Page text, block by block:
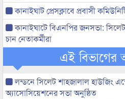
কানাইঘাট প্রেসক্লাবে প্রবাসী
কানাইঘাটে বিএনপির জনসভা:
চান নেতাকর্মীরা
এই
লন্ডনে সিলেট শাহজালাল হাউজিং
অ্যাসোসিয়েশনের সভা অনুষ্ঠিত